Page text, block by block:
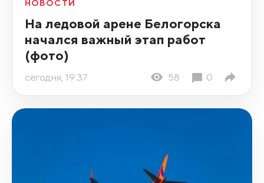
НОВОСТИ
На ледовой арене Белогорска
начался важный этап работ
(фото)
сегодня, 19:37 58 0